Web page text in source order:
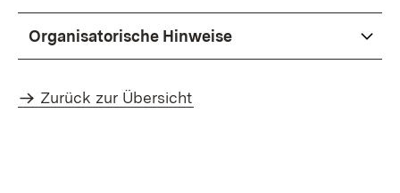
Organisatorische Hinweise
Zurück zur Übersicht